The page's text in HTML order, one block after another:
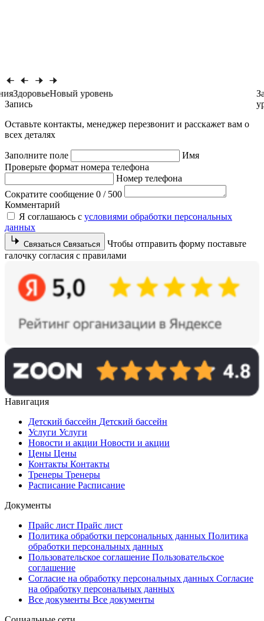
ЗдоровьеНовый уровень
Запись
Оставьте контакты, менеджер перезвонит и расскажет вам о
всех деталях
Заполните поле
Имя
Проверьте формат номера телефона
Номер телефона
Сократите сообщение 0 / 500
Комментарий
Я соглашаюсь с условиями обработки персональных
данных
Связаться Связаться
Чтобы отправить форму поставьте
галочку согласия с правилами
Навигация
Детский бассейн Детский бассейн
Услуги Услуги
Новости и акции Новости и акции
Цены Цены
Контакты Контакты
Тренеры Тренеры
Расписание Расписание
Документы
Прайс лист Прайс лист
Политика обработки персональных данных Политика
обработки персональных данных
Пользовательское соглашение Пользовательское
соглашение
Согласие на обработку персональных данных Согласие
на обработку персональных данных
Все документы Все документы